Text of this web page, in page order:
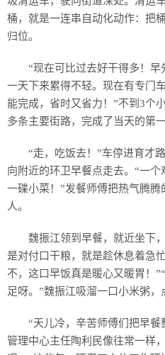
历史
美食
军事
国际
情感
故事
桶，就是一连串自动化动作：把
归位。
“现在可比过去好干得多！早
一天下来累得不轻。现在有专门
能完成，省时又省力！”不到3个
多条主要街路，完成了当天的第一
“走，吃饭去！”车停进育才
向附近的环卫早餐点走去。“一个
一碟小菜！”发餐师傅把热气腾
人。
魏振江领到早餐，就近坐下
是对付口干粮，就是趁休息着急
不，这口早饭真是暖心又暖胃！
足呀。”魏振江吸溜一口小米粥，
“天儿冷，辛苦师傅们把早
管理中心主任陶利民像往常一样